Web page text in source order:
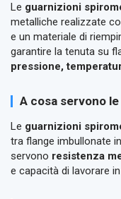
Le guarnizioni
metalliche realizzate
e un materiale di
garantire la tenuta su
pressione,
A cosa servono
Le guarnizioni
tra flange imbullonate
servono resistenza
e capacità di lavorare